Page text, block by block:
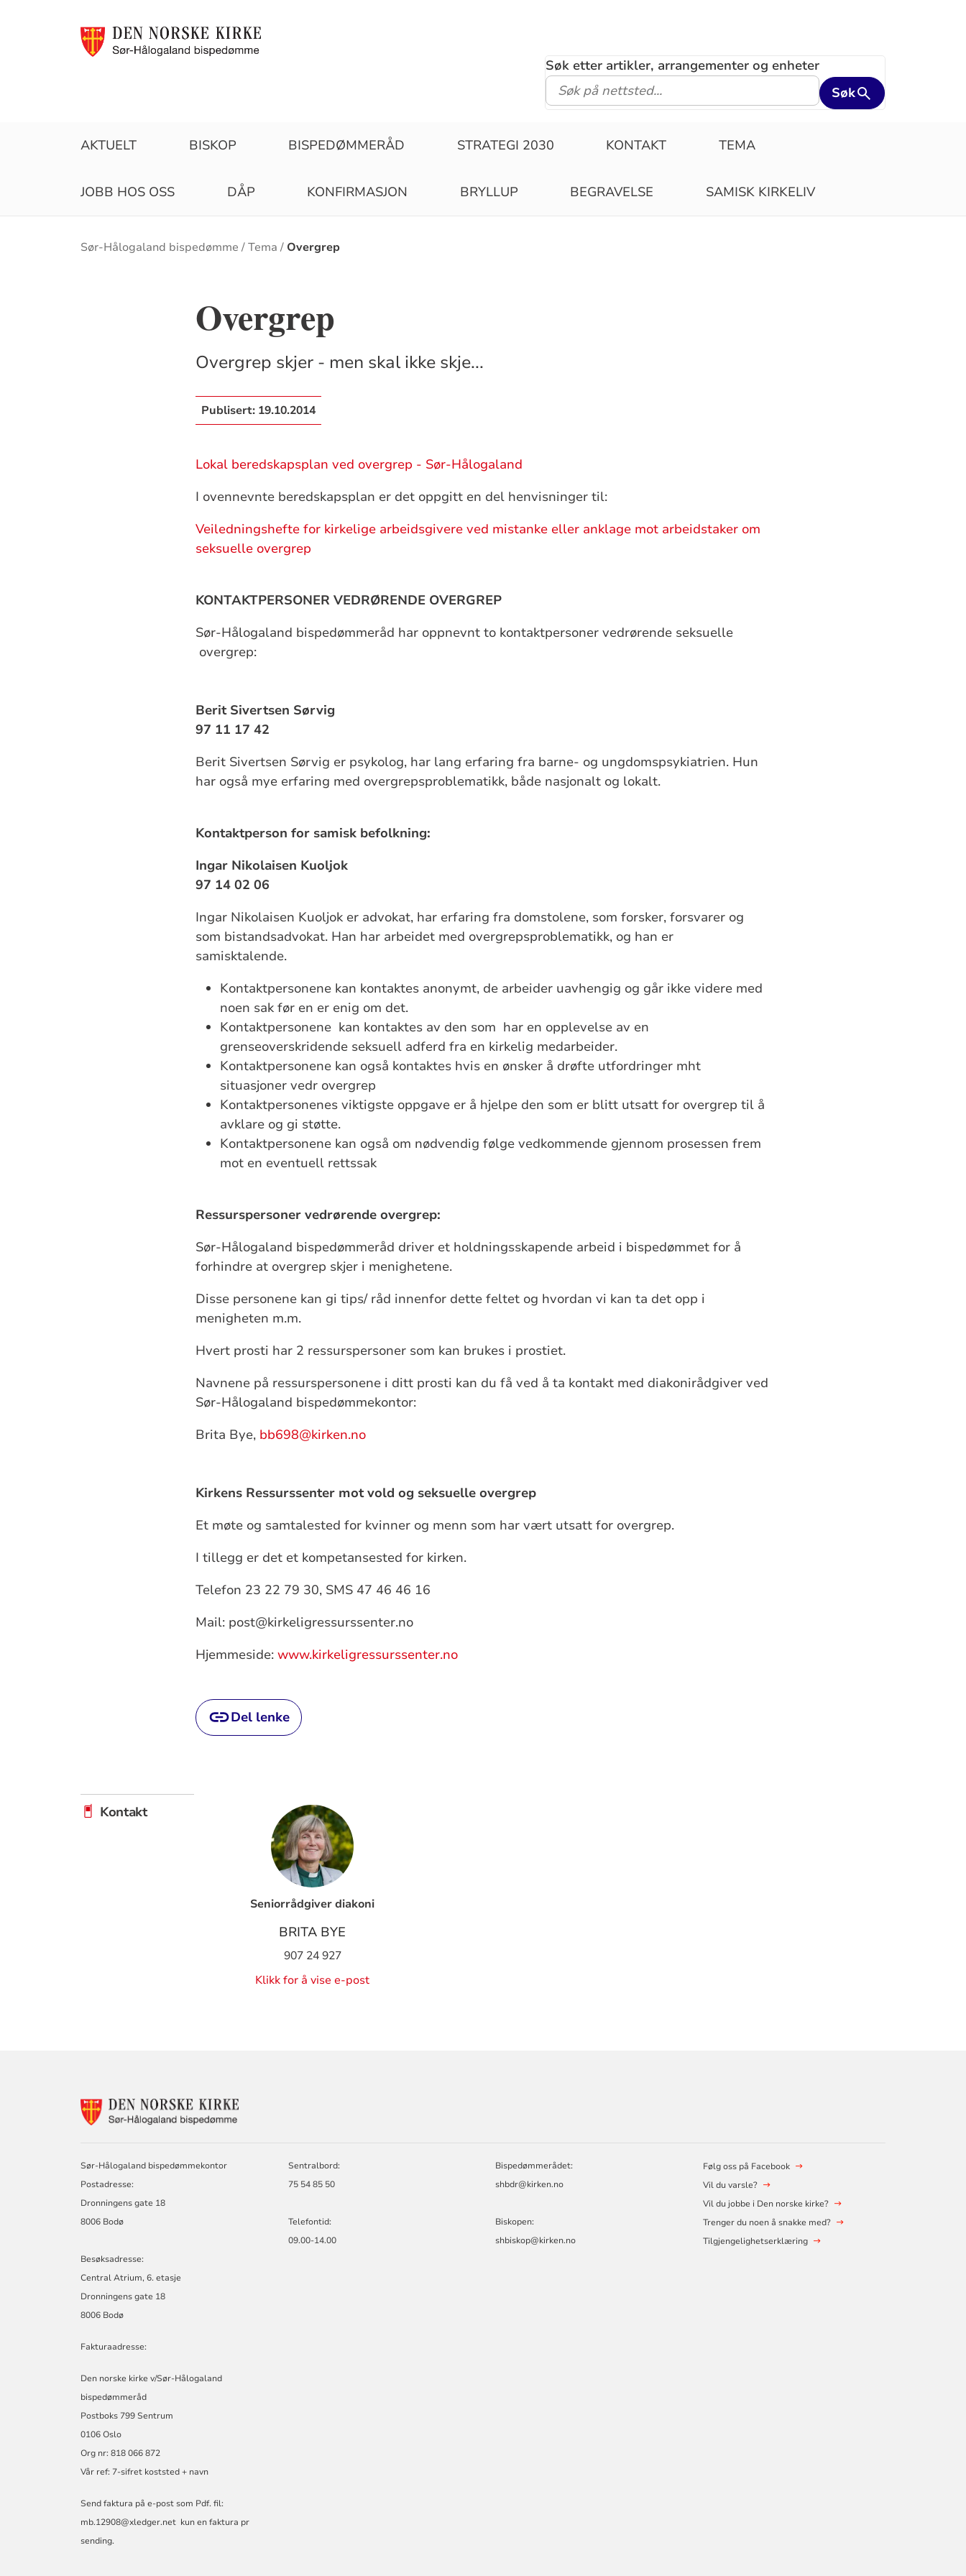
Søk etter artikler, arrangementer og enheter
Søk
AKTUELT BISKOP BISPEDØMMERÅD STRATEGI 2030 KONTAKT TEMA
JOBB HOS OSS DÅP KONFIRMASJON BRYLLUP BEGRAVELSE SAMISK KIRKELIV
Brødsmulesti
Sør-Hålogaland bispedømme Tema Overgrep
Overgrep
Overgrep skjer - men skal ikke skje...
Publisert: 19.10.2014
Lokal beredskapsplan ved overgrep - Sør-Hålogaland
I ovennevnte beredskapsplan er det oppgitt en del henvisninger til:
Veiledningshefte for kirkelige arbeidsgivere ved mistanke eller anklage mot arbeidstaker om
seksuelle overgrep
KONTAKTPERSONER VEDRØRENDE OVERGREP
Sør-Hålogaland bispedømmeråd har oppnevnt to kontaktpersoner vedrørende seksuelle
overgrep:
Berit Sivertsen Sørvig
97 11 17 42
Berit Sivertsen Sørvig er psykolog, har lang erfaring fra barne- og ungdomspsykiatrien. Hun
har også mye erfaring med overgrepsproblematikk, både nasjonalt og lokalt.
Kontaktperson for samisk befolkning:
Ingar Nikolaisen Kuoljok
97 14 02 06
Ingar Nikolaisen Kuoljok er advokat, har erfaring fra domstolene, som forsker, forsvarer og
som bistandsadvokat. Han har arbeidet med overgrepsproblematikk, og han er
samisktalende.
Kontaktpersonene kan kontaktes anonymt, de arbeider uavhengig og går ikke videre med
noen sak før en er enig om det.
Kontaktpersonene kan kontaktes av den som har en opplevelse av en
grenseoverskridende seksuell adferd fra en kirkelig medarbeider.
Kontaktpersonene kan også kontaktes hvis en ønsker å drøfte utfordringer mht
situasjoner vedr overgrep
Kontaktpersonenes viktigste oppgave er å hjelpe den som er blitt utsatt for overgrep til å
avklare og gi støtte.
Kontaktpersonene kan også om nødvendig følge vedkommende gjennom prosessen frem
mot en eventuell rettssak
Ressurspersoner vedrørende overgrep:
Sør-Hålogaland bispedømmeråd driver et holdningsskapende arbeid i bispedømmet for å
forhindre at overgrep skjer i menighetene.
Disse personene kan gi tips/ råd innenfor dette feltet og hvordan vi kan ta det opp i
menigheten m.m.
Hvert prosti har 2 ressurspersoner som kan brukes i prostiet.
Navnene på ressurspersonene i ditt prosti kan du få ved å ta kontakt med diakonirådgiver ved
Sør-Hålogaland bispedømmekontor:
Brita Bye, bb698@kirken.no
Kirkens Ressurssenter mot vold og seksuelle overgrep
Et møte og samtalested for kvinner og menn som har vært utsatt for overgrep.
I tillegg er det et kompetansested for kirken.
Telefon 23 22 79 30, SMS 47 46 46 16
Mail: post@kirkeligressurssenter.no
Hjemmeside: www.kirkeligressurssenter.no
Del lenke
Kontakt
Seniorrådgiver diakoni
BRITA BYE
907 24 927
Klikk for å vise e-post
KONTAKTINFORMASJON
HÅLOGALAND
Sør-Hålogaland bispedømmekontor
Postadresse:
Dronningens gate 18
8006 Bodø
Besøksadresse:
Central Atrium, 6. etasje
Dronningens gate 18
8006 Bodø
Fakturaadresse:
Den norske kirke v/Sør-Hålogaland
bispedømmeråd
Postboks 799 Sentrum
0106 Oslo
Org nr: 818 066 872
Vår ref: 7-sifret koststed + navn
Send faktura på e-post som Pdf. fil:
mb.12908@xledger.net kun en faktura pr
sending.
Sentralbord:
75 54 85 50
Telefontid:
09.00-14.00
Bispedømmerådet:
shbdr@kirken.no
Biskopen:
shbiskop@kirken.no
Følg oss på Facebook
Vil du varsle?
Vil du jobbe i Den norske kirke?
Trenger du noen å snakke med?
Tilgjengelighetserklæring